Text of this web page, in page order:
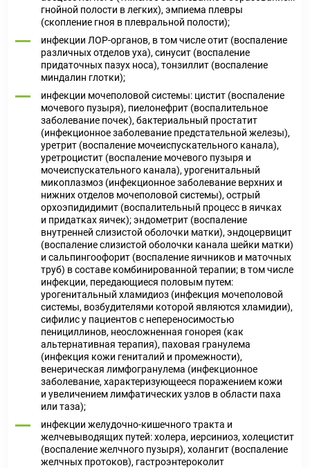
гнойной полости в легких), эмпиема плевры
(скопление гноя в плевральной полости);
инфекции ЛОР-органов, в том числе отит (воспаление
различных отделов уха), синусит (воспаление
придаточных пазух носа), тонзиллит (воспаление
миндалин глотки);
инфекции мочеполовой системы: цистит (воспаление
мочевого пузыря), пиелонефрит (воспалительное
заболевание почек), бактериальный простатит
(инфекционное заболевание предстательной железы),
уретрит (воспаление мочеиспускательного канала),
уретроцистит (воспаление мочевого пузыря и
мочеиспускательного канала), урогенитальный
микоплазмоз (инфекционное заболевание верхних и
нижних отделов мочеполовой системы), острый
орхоэпидидимит (воспалительный процесс в яичках
и придатках яичек); эндометрит (воспаление
внутренней слизистой оболочки матки), эндоцервицит
(воспаление слизистой оболочки канала шейки матки)
и сальпингоофорит (воспаление яичников и маточных
труб) в составе комбинированной терапии; в том числе
инфекции, передающиеся половым путем:
урогенитальный хламидиоз (инфекция мочеполовой
системы, возбудителями которой являются хламидии),
сифилис у пациентов с непереносимостью
пенициллинов, неосложненная гонорея (как
альтернативная терапия), паховая гранулема
(инфекция кожи гениталий и промежности),
венерическая лимфогранулема (инфекционное
заболевание, характеризующееся поражением кожи
и увеличением лимфатических узлов в области паха
или таза);
инфекции желудочно-кишечного тракта и
желчевыводящих путей: холера, иерсиниоз, холецистит
(воспаление желчного пузыря), холангит (воспаление
желчных протоков), гастроэнтероколит